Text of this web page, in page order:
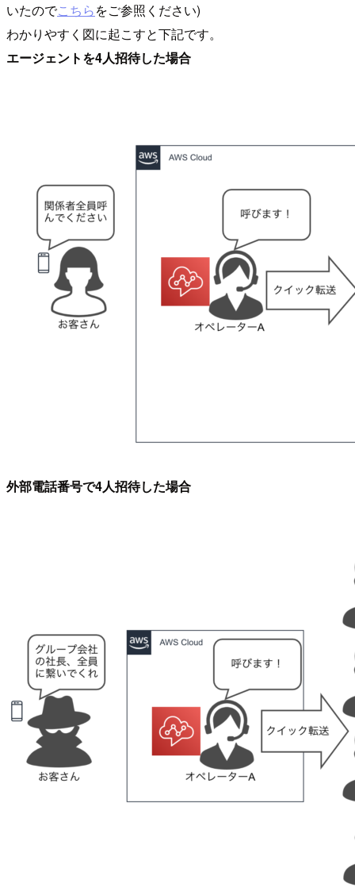
いたのでこちらをご参照ください)
わかりやすく図に起こすと下記です。
エージェントを4人招待した場合
外部電話番号で4人招待した場合